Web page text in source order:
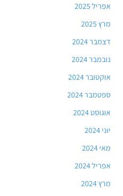
אפריל 2025
מרץ 2025
דצמבר 2024
נובמבר 2024
אוקטובר 2024
ספטמבר 2024
אוגוסט 2024
יוני 2024
מאי 2024
אפריל 2024
מרץ 2024